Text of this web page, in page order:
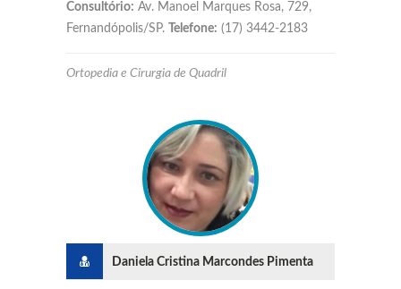
Consultório: Av. Manoel Marques Rosa, 729,
Fernandópolis/SP.
Telefone: (17) 3442-2183
Ortopedia e Cirurgia de Quadril
Daniela Cristina Marcondes Pimenta